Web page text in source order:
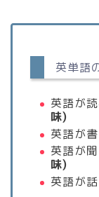
英単語
英語が
味)
英語が
英語が
味)
英語が